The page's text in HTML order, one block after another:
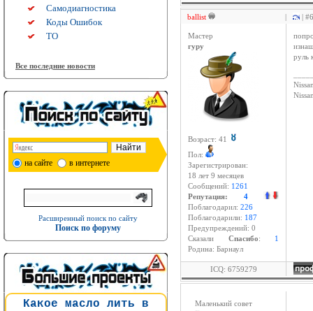
Самодиагностика
Коды Ошибок
ТО
Все последние новости
на сайте в интернете
Расширенный поиск по сайту
Поиск по форуму
Какое масло лить в
ballist | |
Мастер
гуру
Возраст: 41
Пол:
Зарегистрирован:
18 лет 9 месяцев
Сообщений: 1261
Репутация: 4
Поблагодарил: 226
Поблагодарили: 187
Предупреждений: 0
Cказали Спасибо: 1
Родина: Барнаул
руль
ICQ: 6759279
Маленький совет